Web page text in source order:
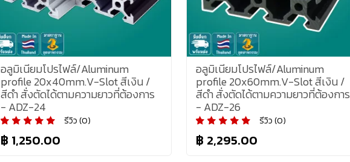
อลูมิเนียมโปรไฟล์/Aluminum
profile 20x40mm.V-Slot สีเงิน /
สีดำ สั่งตัดได้ตามความยาวที่ต้องการ
- ADZ-24
รีวิว (0)
฿ 1,250.00
อลูมิเนียมโปรไฟล์/Aluminum
profile 20x60mm.V-Slot สีเงิน /
สีดำ สั่งตัดได้ตามความยาวที่ต้องการ
- ADZ-26
รีวิว (0)
฿ 2,295.00